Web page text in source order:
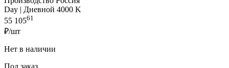
Day | Дневной 4000 K
55 10561
₽/шт
Нет в наличии